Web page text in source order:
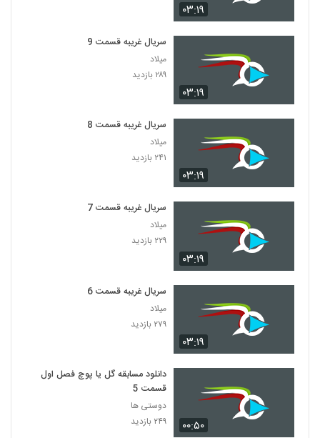
۰۳:۱۹
۰۳:۱۹
سریال غریبه قسمت 9
میلاد
۲۸۹ بازدید
۰۳:۱۹
سریال غریبه قسمت 8
میلاد
۲۴۱ بازدید
۰۳:۱۹
سریال غریبه قسمت 7
میلاد
۲۲۹ بازدید
۰۳:۱۹
سریال غریبه قسمت 6
میلاد
۲۷۹ بازدید
۰۰:۵۰
دانلود مسابقه گل یا پوچ فصل اول
قسمت 5
دوستی ها
۲۴۹ بازدید